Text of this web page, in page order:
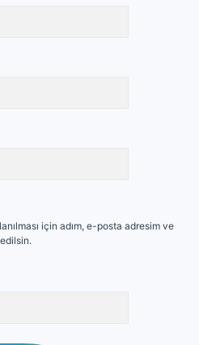
için adım, e-posta adresim ve